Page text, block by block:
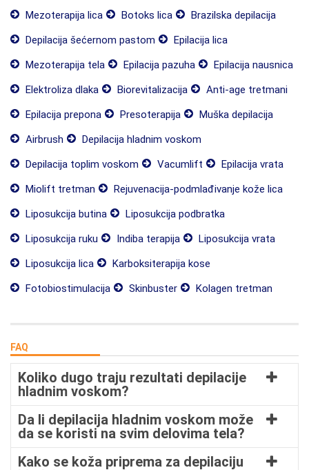
Mezoterapija lica Botoks lica
Brazilska depilacija
Depilacija šećernom pastom
Epilacija lica
Mezoterapija tela
Epilacija pazuha
Epilacija nausnica
Elektroliza dlaka
Biorevitalizacija
Anti-age tretmani
Epilacija prepona
Presoterapija
Muška depilacija
Airbrush
Depilacija hladnim voskom
Depilacija toplim voskom
Vacumlift
Epilacija vrata
Miolift tretman
Rejuvenacija-podmlađivanje kože lica
Liposukcija butina
Liposukcija podbratka
Liposukcija ruku
Indiba terapija
Liposukcija vrata
Liposukcija lica
Karboksiterapija kose
Fotobiostimulacija
Skinbuster Kolagen tretman
FAQ
Koliko dugo traju rezultati depilacije
hladnim voskom?
Da li depilacija hladnim voskom može
da se koristi na svim delovima tela?
Kako se koža priprema za depilaciju